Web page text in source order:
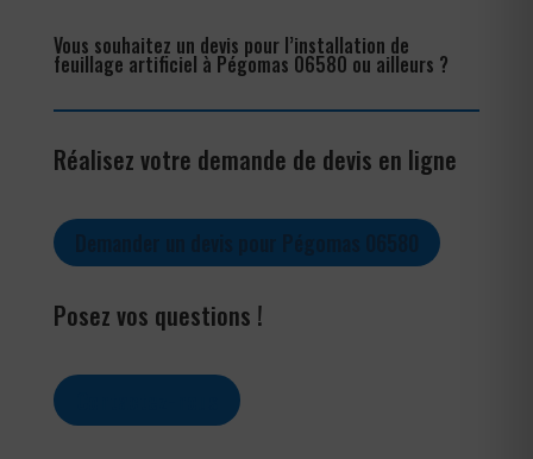
Vous souhaitez un devis pour l’installation de
feuillage artificiel à Pégomas 06580 ou ailleurs ?
Réalisez votre demande de devis en ligne
Posez vos questions !